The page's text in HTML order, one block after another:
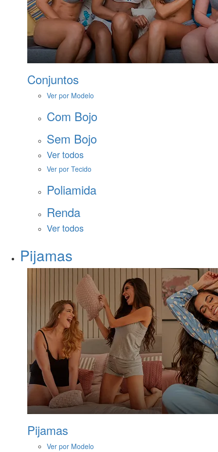
Conjuntos
Ver por Modelo
Com Bojo
Sem Bojo
Ver todos
Ver por Tecido
Poliamida
Renda
Ver todos
Pijamas
Pijamas
Ver por Modelo